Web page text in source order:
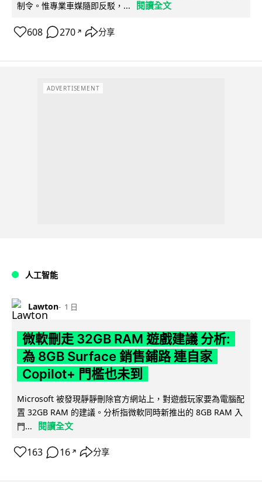
制令。惟專業車媒隨即反駁，...
閱讀全文
608 270 ↗ 分享
ADVERTISEMENT
人工智能
Lawton 1 日
微軟刪走 32GB RAM 遊戲建議 分析:
為 8GB Surface 銷售鋪路 連自家
Copilot+ 門檻也未到
Microsoft 被發現靜靜刪除官方網站上，對遊戲玩家要為電腦配
置 32GB RAM 的建議。分析指微軟同時新推出的 8GB RAM 入
門...
閱讀全文
163 16 ↗ 分享